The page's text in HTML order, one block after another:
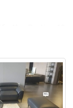
động Realtime 10